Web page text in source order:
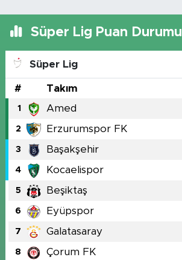
Süper Lig Puan Durumu
Süper Lig
# Takım
1 Amed
2 Erzurumspor FK
3 Başakşehir
4 Kocaelispor
5 Beşiktaş
6 Eyüpspor
7 Galatasaray
8 Çorum FK